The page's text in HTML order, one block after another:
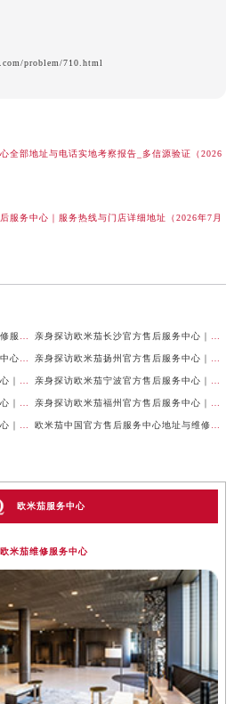
problem/710.html
全部地址与电话实地考察报告_多信源验证（2026
服务中心｜服务热线与门店详细地址（2026年7月
欧米茄表保养中心地址及专业售后维修服务权威公示（2026年7月最新） 亲身探访欧米茄长沙官方售后服务中心｜地址与24小时服务电话（2026年7月最新）
亲身探访欧米茄石家庄官方售后服务中心｜全新维修门店地址及电话（2026年7月最新） 亲身探访欧米茄扬州官方售后服务中心｜详细地址及客服热线（2026年7月最新）
亲身探访欧米茄宁波官方售后服务中心｜网点地址与官方电话（2026年7月最新） 亲身探访欧米茄宁波官方售后服务中心｜官方地址及联系电话（2026年7月最新）
亲身探访欧米茄嘉兴官方售后服务中心｜最新地址与售后热线（2026年7月最新） 亲身探访欧米茄福州官方售后服务中心｜网点地址与官方电话（2026年7月最新）
亲身探访欧米茄宁波官方售后服务中心｜热线与地址（2026年7月最新） 欧米茄中国官方售后服务中心地址与维修热线实地考察报告多信源验证（2026年7月最新）
欧米茄服务中心
米茄维修服务中心